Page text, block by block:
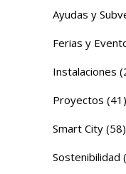
Ayudas y
Ferias y
Instalaciones
Proyectos (41)
Smart City (58)
Sostenibilidad